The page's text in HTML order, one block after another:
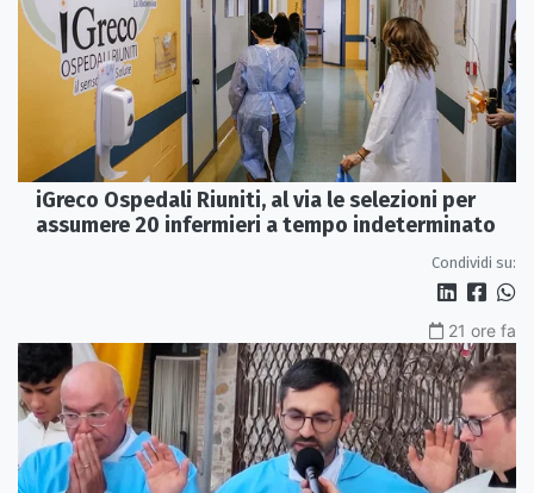
iGreco Ospedali Riuniti, al via le selezioni per
assumere 20 infermieri a tempo indeterminato
Condividi su:
21 ore fa